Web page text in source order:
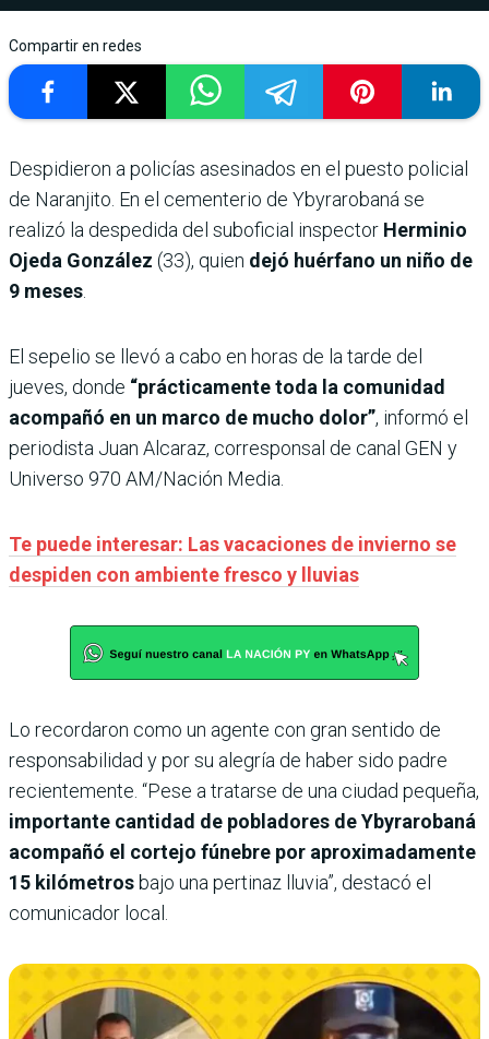
Compartir en redes
Despidieron a policías asesinados en el puesto policial
de Naranjito. En el cementerio de Ybyrarobaná se
realizó la despedida del suboficial inspector Herminio
Ojeda González (33), quien dejó huérfano un niño de
9 meses
El sepelio se llevó a cabo en horas de la tarde del
jueves, donde “prácticamente toda la comunidad
acompañó en un marco de mucho dolor”, informó el
periodista Juan Alcaraz, corresponsal de canal GEN y
Universo 970 AM/Nación Media.
Te puede interesar: Las vacaciones de invierno se
despiden con ambiente fresco y lluvias
Lo recordaron como un agente con gran sentido de
responsabilidad y por su alegría de haber sido padre
recientemente. “Pese a tratarse de una ciudad pequeña,
importante cantidad de pobladores de Ybyrarobaná
acompañó el cortejo fúnebre por aproximadamente
15 kilómetros bajo una pertinaz lluvia”, destacó el
comunicador local.